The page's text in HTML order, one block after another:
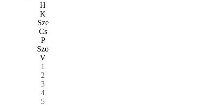
H
K
Sze
Cs
P
Szo
V
1
2
3
4
5